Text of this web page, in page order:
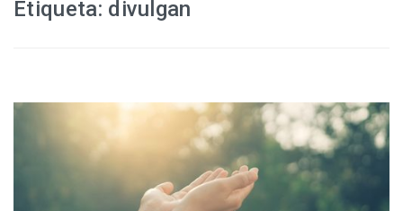
Etiqueta: divulgan